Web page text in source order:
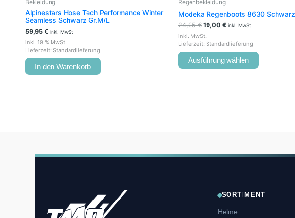
Bekleidung
Alpinestars Hose Tech Performance Winter
Seamless Schwarz Gr.M/L
59,95 € inkl. MwSt
inkl. 19 % MwSt.
Lieferzeit: Standardlieferung
In den Warenkorb
Regenbekleidung
Modeka Regenboots 8630 Schwarz
24,95€ 19,00 € inkl. MwSt
inkl. MwSt.
Lieferzeit: Standardlieferung
Ausführung wählen
SORTIMENT
Helme